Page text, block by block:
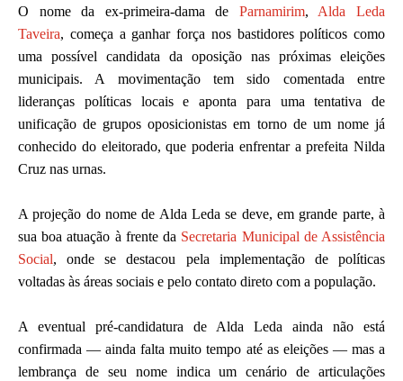
O nome da ex-primeira-dama de Parnamirim, Alda Leda
Taveira, começa a ganhar força nos bastidores políticos como
uma possível candidata da oposição nas próximas eleições
municipais. A movimentação tem sido comentada entre
lideranças políticas locais e aponta para uma tentativa de
unificação de grupos oposicionistas em torno de um nome já
conhecido do eleitorado, que poderia enfrentar a prefeita Nilda
Cruz nas urnas.
A projeção do nome de Alda Leda se deve, em grande parte, à
sua boa atuação à frente da Secretaria Municipal de Assistência
Social, onde se destacou pela implementação de políticas
voltadas às áreas sociais e pelo contato direto com a população.
A eventual pré-candidatura de Alda Leda ainda não está
confirmada — ainda falta muito tempo até as eleições — mas a
lembrança de seu nome indica um cenário de articulações